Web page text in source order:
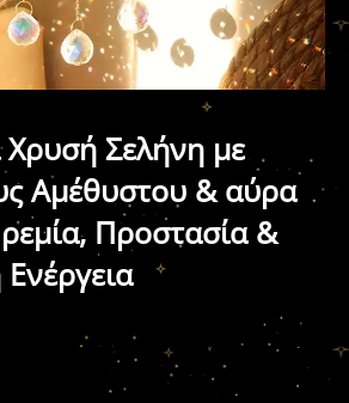
Χρυσή Σελήνη με
Αμέθυστου & αύρα
Προστασία &